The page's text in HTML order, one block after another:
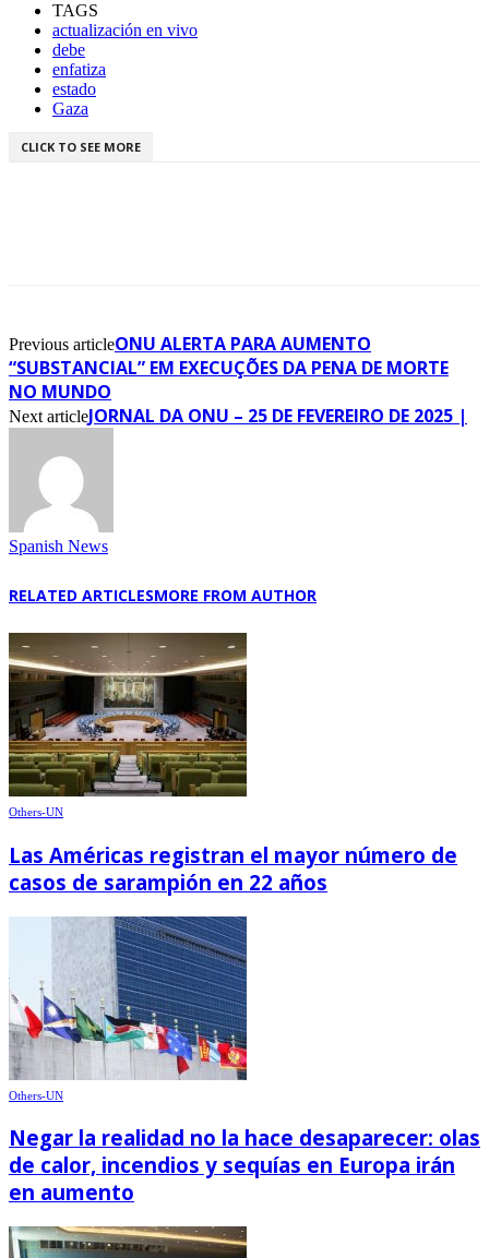
TAGS
actualización en vivo
debe
enfatiza
estado
Gaza
CLICK TO SEE MORE
Previous articleONU ALERTA PARA AUMENTO
“SUBSTANCIAL” EM EXECUÇÕES DA PENA DE MORTE
NO MUNDO
Next articleJORNAL DA ONU – 25 DE FEVEREIRO DE 2025 |
Spanish News
RELATED ARTICLESMORE FROM AUTHOR
Others-UN
Las Américas registran el mayor número de
casos de sarampión en 22 años
Others-UN
Negar la realidad no la hace desaparecer: olas
de calor, incendios y sequías en Europa irán
en aumento